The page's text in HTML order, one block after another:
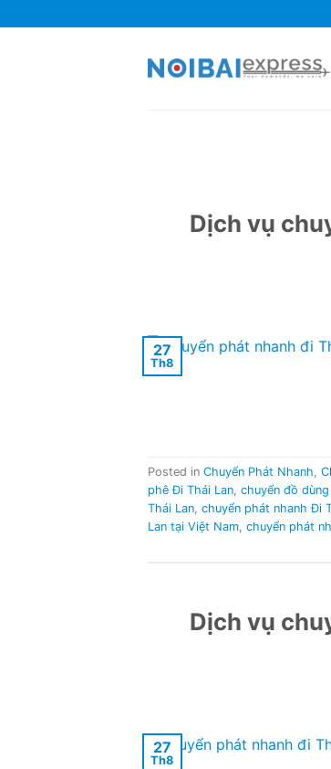
to
Dịch vụ
27
Th8
Posted in Chuyển Phát Nhanh,
phê Đi Thái Lan, chuyển đồ
Thái Lan, chuyển phát nhanh Đi
Lan tại Việt Nam, chuyển phát
Dịch vụ
27
Th8